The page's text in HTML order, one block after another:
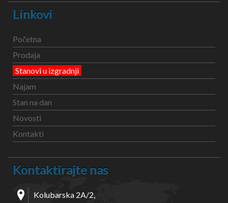
Linkovi
Početna
Prodaja
Stanovi u izgradnji
Najam
Stan na dan
Novosti
Kontakti
Kontaktirajte nas
Kolubarska 2A/2,